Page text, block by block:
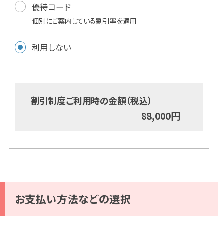
優待コード
個別にご案内している割引率を適用
利用しない
割引制度ご利用時の金額（税込）
88,000円
お支払い方法などの選択